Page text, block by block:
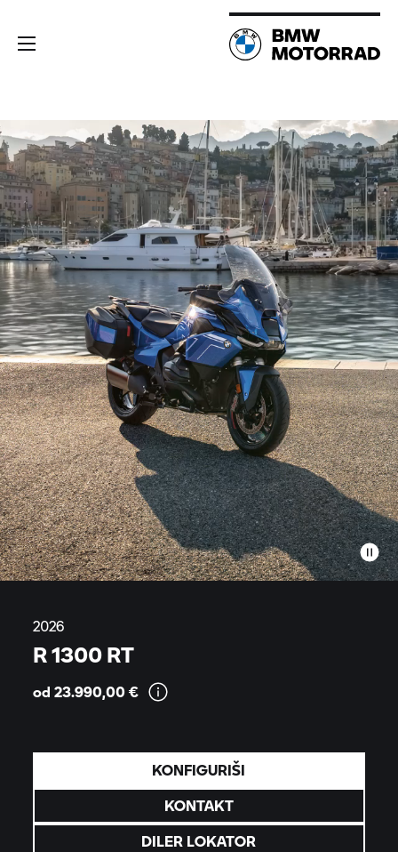
2026
R 1300 RT
od 23.990,00€
KONFIGURIŠI
KONTAKT
DILER LOKATOR